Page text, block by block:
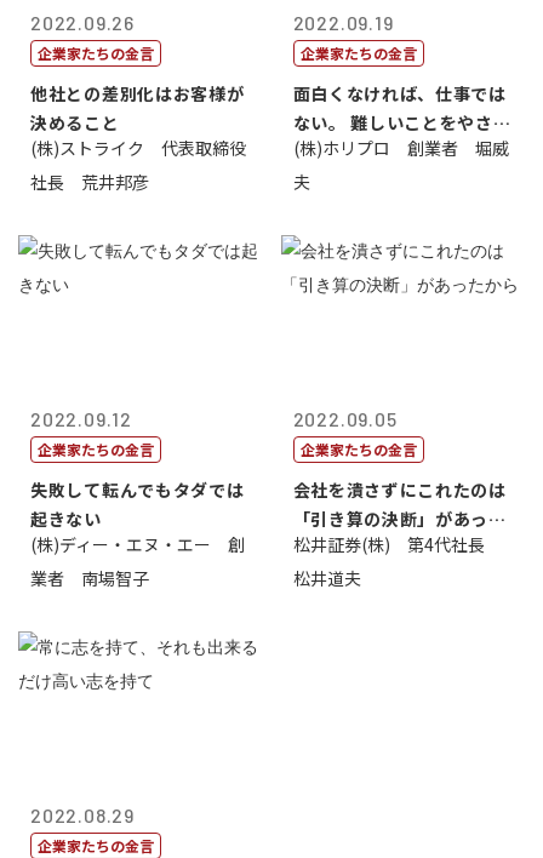
2022.09.26
企業家たちの金言
他社との差別化はお客様が
決めること
(株)ストライク 代表取締役
社長 荒井邦彦
2022.09.19
企業家たちの金言
面白くなければ、仕事では
ない。 難しいことをやさし
く。やさし...
(株)ホリプロ 創業者 堀威
夫
2022.09.12
企業家たちの金言
失敗して転んでもタダでは
起きない
(株)ディー・エヌ・エー 創
業者 南場智子
2022.09.05
企業家たちの金言
会社を潰さずにこれたのは
「引き算の決断」があった
から
松井証券(株) 第4代社長
松井道夫
2022.08.29
企業家たちの金言